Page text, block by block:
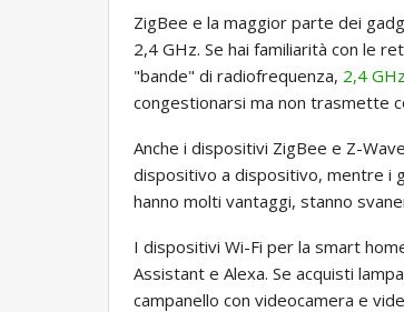
ZigBee e la maggior parte dei
2,4 GHz. Se hai familiarità con le
"bande" di radiofrequenza, 2,4
congestionarsi ma non trasmette
Anche i dispositivi ZigBee e Z-
dispositivo a dispositivo, mentre i
hanno molti vantaggi, stanno
I dispositivi Wi-Fi per la smart
Assistant e Alexa. Se acquisti
campanello con videocamera e